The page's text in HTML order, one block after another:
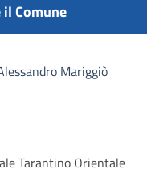
Comune
Mariggiò
Tarantino Orientale